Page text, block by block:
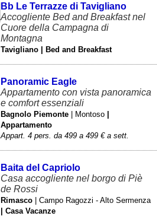
Bb Le Terrazze di Tavigliano
Accogliente Bed and Breakfast nel
Cuore della Campagna di
Montagna
Tavigliano | Bed and Breakfast
Panoramic Eagle
Appartamento con vista panoramica
e comfort essenziali
Bagnolo Piemonte | Montoso
Appartamento
Appart. 4 pers. da 499 a 499 € a sett.
Baita del Capriolo
Casa accogliente nel borgo di Piè
de Rossi
Rimasco
| Campo Ragozzi - Alto Sermenza
| Casa Vacanze